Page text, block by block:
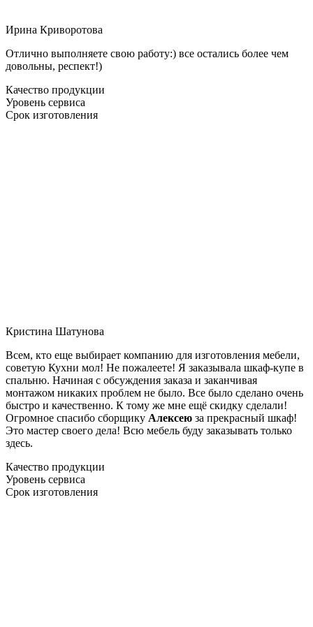
Ирина Криворотова
Отлично выполняете свою работу:) все остались более чем
довольны, респект!)
Качество продукции
Уровень сервиса
Срок изготовления
Кристина Шатунова
Всем, кто еще выбирает компанию для изготовления мебели,
советую Кухни мол! Не пожалеете! Я заказывала шкаф-купе в
спальню. Начиная с обсуждения заказа и заканчивая
монтажом никаких проблем не было. Все было сделано очень
быстро и качественно. К тому же мне ещё скидку сделали!
Огромное спасибо сборщику Алексею за прекрасный шкаф!
Это мастер своего дела! Всю мебель буду заказывать только
здесь.
Качество продукции
Уровень сервиса
Срок изготовления